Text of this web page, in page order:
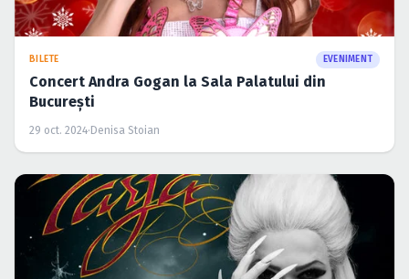
BILETE EVENIMENT
Concert Andra Gogan la Sala Palatului din
București
29 oct. 2024· Denisa Stoian